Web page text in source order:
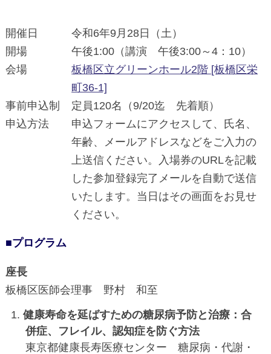
開催日
令和6年9月28日（土）
開場
午後1:00（講演 午後3:00～4：10）
会場
板橋区立グリーンホール2階 [板橋区栄
町36-1]
事前申込制
定員120名（9/20迄 先着順）
申込方法
申込フォームにアクセスして、氏名、
年齢、メールアドレスなどをご入力の
上送信ください。入場券のURLを記載
した参加登録完了メールを自動で送信
いたします。当日はその画面をお見せ
ください。
■プログラム
座長
板橋区医師会理事 野村 和至
健康寿命を延ばすための糖尿病予防と治療：合
併症、フレイル、認知症を防ぐ方法
東京都健康長寿医療センター 糖尿病・代謝・